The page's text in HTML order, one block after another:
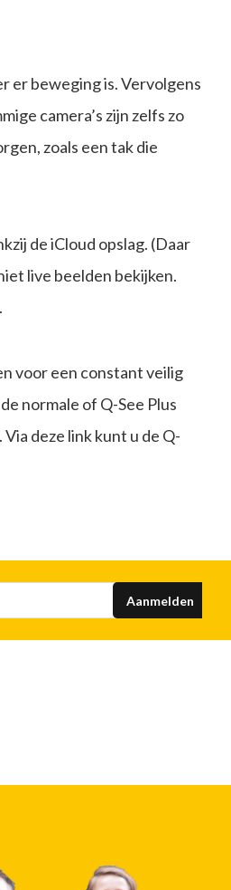
er beweging is. Vervolgens
camera’s zijn zelfs zo
zoals een tak die
de iCloud opslag. (Daar
live beelden bekijken.
voor een constant veilig
normale of Q-See Plus
deze link kunt u de Q-